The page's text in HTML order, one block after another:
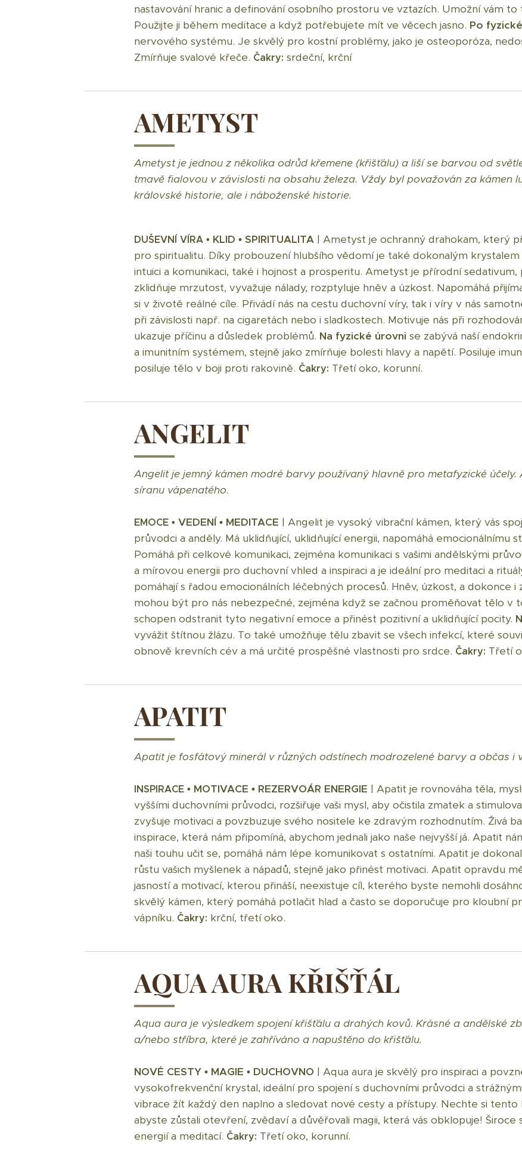
nastavování hranic a definování osobního prostoru ve vztazích. Umožní vám
Použijte ji během meditace a když potřebujete mít ve věcech jasno. Po
nervového systému. Je skvělý pro kostní problémy, jako je osteoporóza,
Zmírňuje svalové křeče. Čakry: srdeční, krční
AMETYST
Ametyst je jednou z několika odrůd křemene (křišťálu) a liší se barvou od
tmavě fialovou v závislosti na obsahu železa. Vždy byl považován za kámen
královské historie, ale i náboženské historie.
DUŠEVNÍ VÍRA • KLID • SPIRITUALITA| Ametyst je ochranný drahokam, který
pro spiritualitu. Díky probouzení hlubšího vědomí je také dokonalým krystalem
intuici a komunikaci, také i hojnost a prosperitu. Ametyst je přírodní
zklidňuje mrzutost, vyvažuje nálady, rozptyluje hněv a úzkost. Napomáhá
si v životě reálné cíle. Přivádí nás na cestu duchovní víry, tak i víry v nás
při závislosti např. na cigaretách nebo i sladkostech. Motivuje nás při
ukazuje příčinu a důsledek problémů. Na fyzické úrovni se zabývá naší
a imunitním systémem, stejně jako zmírňuje bolesti hlavy a napětí. Posiluje
posiluje tělo v boji proti rakovině. Čakry: Třetí oko, korunní.
ANGELIT
Angelit je jemný kámen modré barvy používaný hlavně pro metafyzické
síranu vápenatého.
EMOCE • VEDENÍ • MEDITACE | Angelit je vysoký vibrační kámen, který vás
průvodci a anděly. Má uklidňující, uklidňující energii, napomáhá emocionálnímu
Pomáhá při celkové komunikaci, zejména komunikaci s vašimi andělskými
a mírovou energii pro duchovní vhled a inspiraci a je ideální pro meditaci a
pomáhají s řadou emocionálních léčebných procesů. Hněv, úzkost, a dokonce
mohou být pro nás nebezpečné, zejména když se začnou proměňovat tělo v
schopen odstranit tyto negativní emoce a přinést pozitivní a uklidňující pocity.
vyvážit štítnou žlázu. To také umožňuje tělu zbavit se všech infekcí, které
obnově krevních cév a má určité prospěšné vlastnosti pro srdce. Čakry: Třetí
APATIT
Apatit je fosfátový minerál v různých odstínech modrozelené barvy a občas i
INSPIRACE • MOTIVACE • REZERVOÁR ENERGIE | Apatit je rovnováha těla,
vyššími duchovními průvodci, rozšiřuje vaši mysl, aby očistila zmatek a
zvyšuje motivaci a povzbuzuje svého nositele ke zdravým rozhodnutím. Živá
inspirace, která nám připomíná, abychom jednali jako naše nejvyšší já. Apatit
naši touhu učit se, pomáhá nám lépe komunikovat s ostatními. Apatit je
růstu vašich myšlenek a nápadů, stejně jako přinést motivaci. Apatit opravdu
jasností a motivací, kterou přináší, neexistuje cíl, kterého byste nemohli
skvělý kámen, který pomáhá potlačit hlad a často se doporučuje pro kloubní
vápníku. Čakry: krční, třetí oko.
AQUA AURA KŘIŠŤÁL
Aqua aura je výsledkem spojení křišťálu a drahých kovů. Krásné a andělské
a/nebo stříbra, které je zahříváno a napuštěno do křišťálu.
NOVÉ CESTY • MAGIE • DUCHOVNO | Aqua aura je skvělý pro inspiraci a
vysokofrekvenční krystal, ideální pro spojení s duchovními průvodci a
vibrace žít každý den naplno a sledovat nové cesty a přístupy. Nechte si
abyste zůstali otevření, zvědaví a důvěřovali magii, která vás obklopuje! Široce
energií a meditací. Čakry: Třetí oko, korunní.